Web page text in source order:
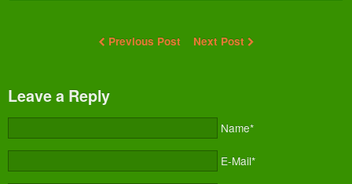
Previous Post Next Post
Leave a Reply
Name*
E-Mail*